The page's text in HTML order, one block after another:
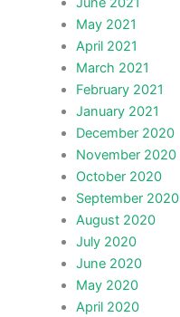
May 2021
April 2021
March 2021
February 2021
January 2021
December 2020
November 2020
October 2020
September 2020
August 2020
July 2020
June 2020
May 2020
April 2020